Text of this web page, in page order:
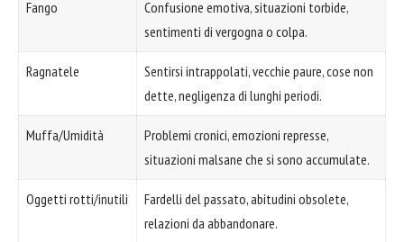
Fango
Confusione emotiva, situazioni torbide,
sentimenti di vergogna o colpa.
Ragnatele
Sentirsi intrappolati, vecchie paure, cose non
dette, negligenza di lunghi periodi.
Muffa/Umidità
Problemi cronici, emozioni represse,
situazioni malsane che si sono accumulate.
Oggetti rotti/inutili
Fardelli del passato, abitudini obsolete,
relazioni da abbandonare.